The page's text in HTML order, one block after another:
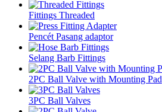
Fittings Threaded
Pencét Pasang adaptor
Selang Barb Fittings
2PC Ball Valve with Mounting Pad
3PC Ball Valves